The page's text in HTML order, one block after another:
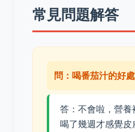
常見問題解答
問：喝番茄汁的好
答：不會啦，營
喝了幾週才感覺